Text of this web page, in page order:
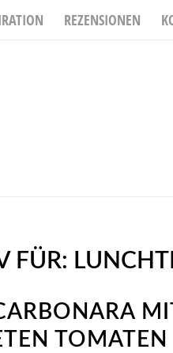
REZENSIONEN
FÜR:
MIT
TOMATEN